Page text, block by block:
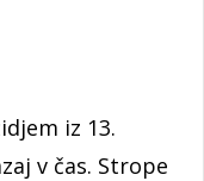
iz 13.
v čas. Strope